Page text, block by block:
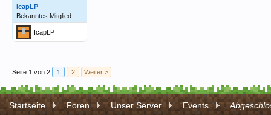
IcapLP
Bekanntes Mitglied
IcapLP
Seite 1 von 2 1 2 Weiter >
Startseite Foren Unser Server Events